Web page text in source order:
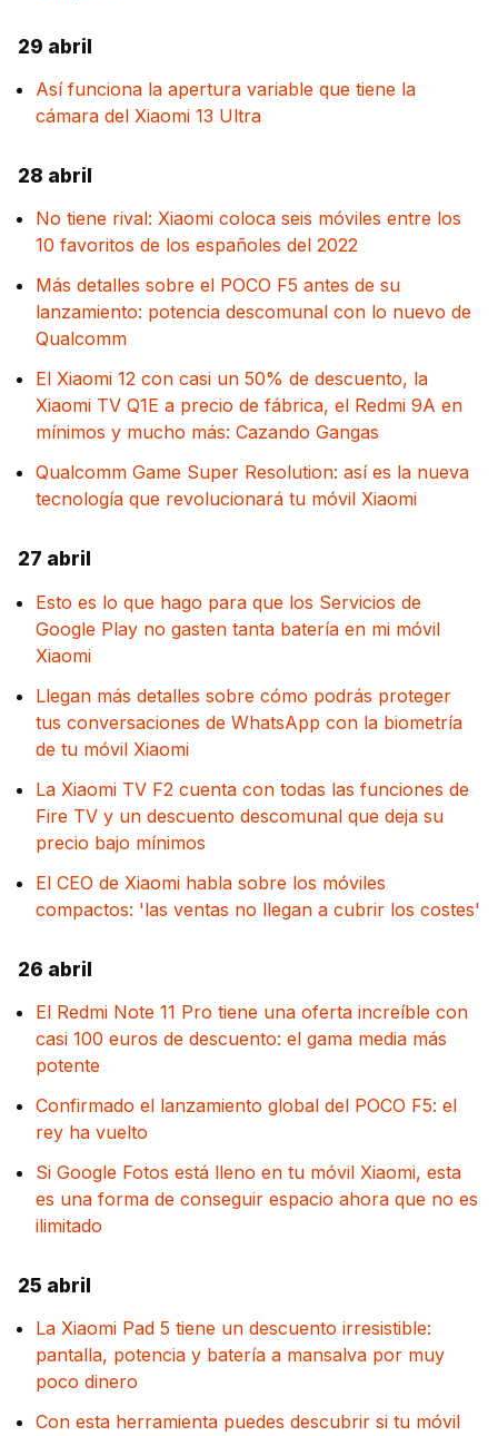
29 abril
Así funciona la apertura variable que tiene la
cámara del Xiaomi 13 Ultra
28 abril
No tiene rival: Xiaomi coloca seis móviles entre los
10 favoritos de los españoles del 2022
Más detalles sobre el POCO F5 antes de su
lanzamiento: potencia descomunal con lo nuevo de
Qualcomm
El Xiaomi 12 con casi un 50% de descuento, la
Xiaomi TV Q1E a precio de fábrica, el Redmi 9A en
mínimos y mucho más: Cazando Gangas
Qualcomm Game Super Resolution: así es la nueva
tecnología que revolucionará tu móvil Xiaomi
27 abril
Esto es lo que hago para que los Servicios de
Google Play no gasten tanta batería en mi móvil
Xiaomi
Llegan más detalles sobre cómo podrás proteger
tus conversaciones de WhatsApp con la biometría
de tu móvil Xiaomi
La Xiaomi TV F2 cuenta con todas las funciones de
Fire TV y un descuento descomunal que deja su
precio bajo mínimos
El CEO de Xiaomi habla sobre los móviles
compactos: 'las ventas no llegan a cubrir los costes'
26 abril
El Redmi Note 11 Pro tiene una oferta increíble con
casi 100 euros de descuento: el gama media más
potente
Confirmado el lanzamiento global del POCO F5: el
rey ha vuelto
Si Google Fotos está lleno en tu móvil Xiaomi, esta
es una forma de conseguir espacio ahora que no es
ilimitado
25 abril
La Xiaomi Pad 5 tiene un descuento irresistible:
pantalla, potencia y batería a mansalva por muy
poco dinero
Con esta herramienta puedes descubrir si tu móvil